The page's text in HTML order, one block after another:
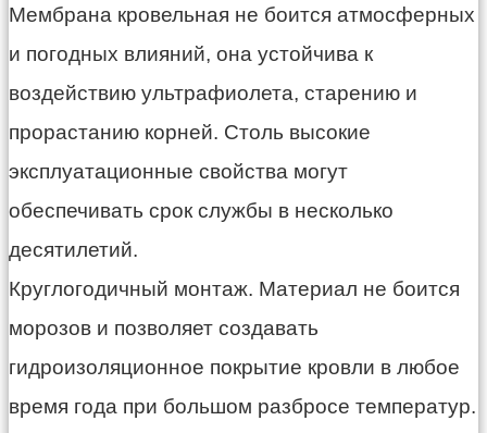
Мембрана кровельная не боится атмосферных
и погодных влияний, она устойчива к
воздействию ультрафиолета, старению и
прорастанию корней. Столь высокие
эксплуатационные свойства могут
обеспечивать срок службы в несколько
десятилетий.
Круглогодичный монтаж. Материал не боится
морозов и позволяет создавать
гидроизоляционное покрытие кровли в любое
время года при большом разбросе температур.